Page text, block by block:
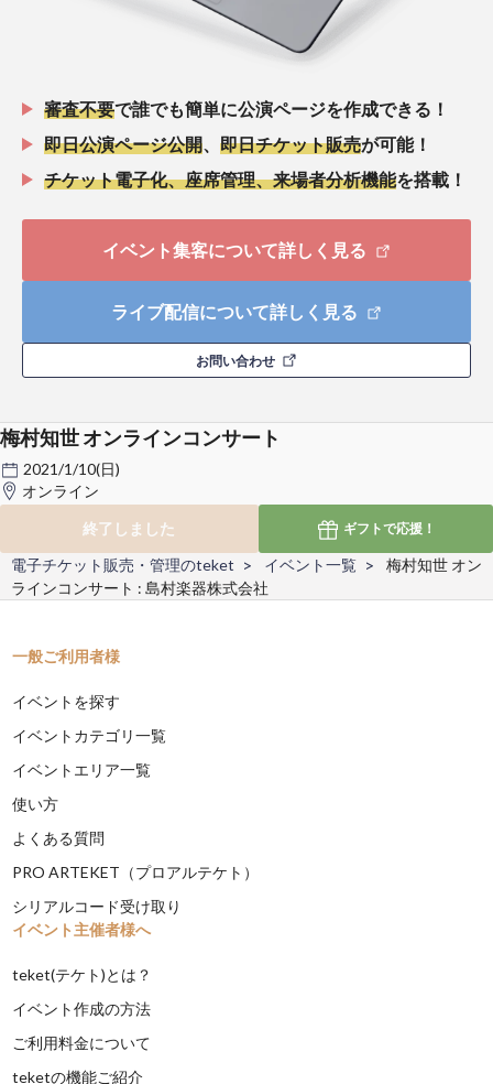
審査不要で誰でも簡単に公演ページを作成できる！
即日公演ページ公開
即日チケット販売が可能！
チケット電子化、座席管理、来場者分析機能を搭載！
イベント集客について詳しく見る
ライブ配信について詳しく見る
お問い合わせ
梅村知世 オンラインコンサート
2021/1/10(日)
オンライン
終了しました
ギフトで応援！
電子チケット販売・管理のteket イベント一覧
梅村知世 オン
ラインコンサート : 島村楽器株式会社
一般ご利用者様
イベントを探す
イベントカテゴリ一覧
イベントエリア一覧
使い方
よくある質問
PRO ARTEKET（プロアルテケト）
シリアルコード受け取り
イベント主催者様へ
teket(テケト)とは？
イベント作成の方法
ご利用料金について
teketの機能ご紹介